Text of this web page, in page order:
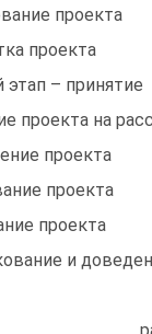
проекта
проекта
этап – принятие
проекта на
проекта
проекта
проекта
и